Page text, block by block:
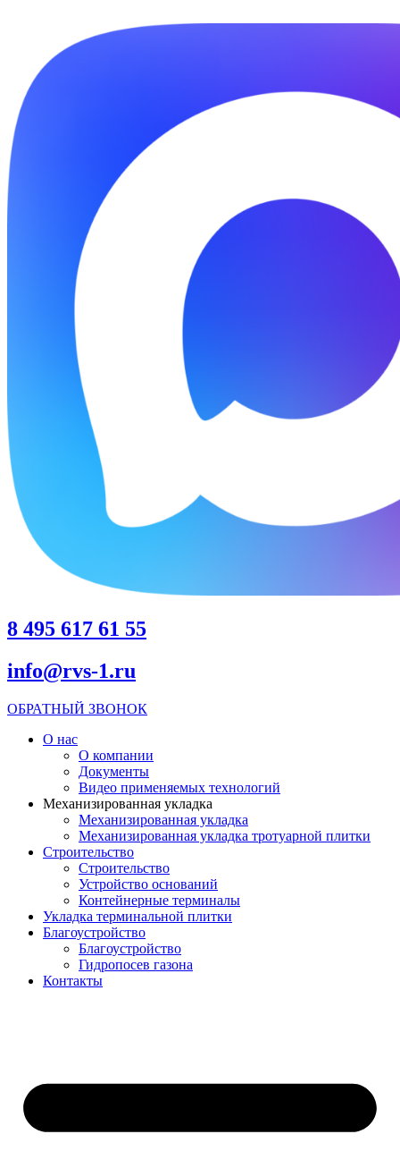
8 495 617 61 55
info@rvs-1.ru
ОБРАТНЫЙ ЗВОНОК
О нас
О компании
Документы
Видео применяемых технологий
Механизированная укладка
Механизированная укладка
Механизированная укладка тротуарной плитки
Строительство
Строительство
Устройство оснований
Контейнерные терминалы
Укладка терминальной плитки
Благоустройство
Благоустройство
Гидропосев газона
Контакты